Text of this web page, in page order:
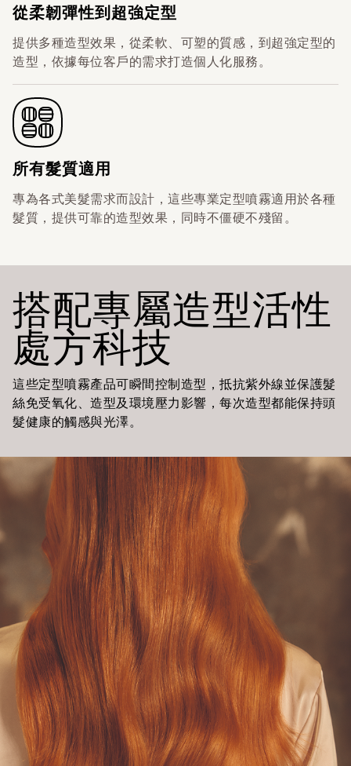
從柔韌彈性到超強定型
提供多種造型效果，從柔軟、可塑的質感，到超強定型的
造型，依據每位客戶的需求打造個人化服務。
所有髮質適用
專為各式美髮需求而設計，這些專業定型噴霧適用於各種
髮質，提供可靠的造型效果，同時不僵硬不殘留。
搭配專屬造型活性
處方科技
這些定型噴霧產品可瞬間控制造型，抵抗紫外線並保護髮
絲免受氧化、造型及環境壓力影響，每次造型都能保持頭
髮健康的觸感與光澤。